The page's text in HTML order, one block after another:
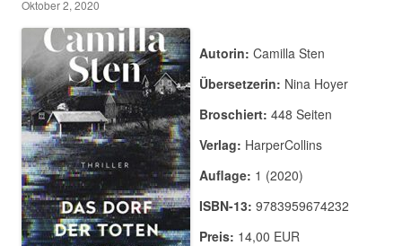
Oktober 2, 2020
Autorin: Camilla Sten
Übersetzerin: Nina Hoyer
Broschiert: 448 Seiten
Verlag: HarperCollins
Auflage: 1 (2020)
ISBN-13: 9783959674232
Preis: 14,00 EUR